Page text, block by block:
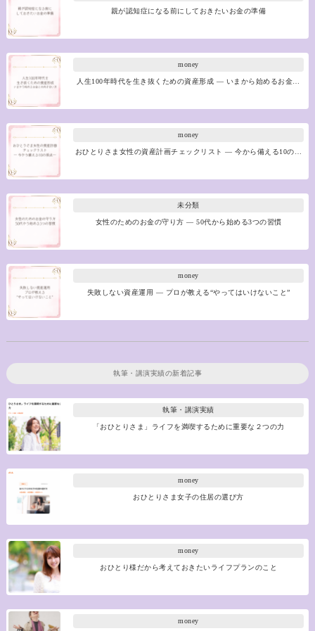
親が認知症になる前にしておきたいお金の準備
money
人生100年時代を生き抜くための資産形成 ― いまから始めるお金…
money
おひとりさま女性の資産計画チェックリスト ― 今から備える10の…
未分類
女性のためのお金の守り方 ― 50代から始める3つの習慣
money
失敗しない資産運用 ― プロが教える“やってはいけないこと”
執筆・講演実績の新着記事
執筆・講演実績
「おひとりさま」ライフを満喫するために重要な２つの力
money
おひとりさま女子の住居の選び方
money
おひとり様だから考えておきたいライフプランのこと
money